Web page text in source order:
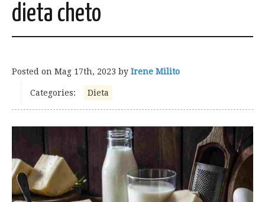
dieta cheto
Posted on Mag 17th, 2023 by Irene Milito
Categories: Dieta